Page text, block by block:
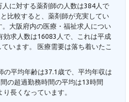
に対する薬剤師の人数は384人で
比較すると、薬剤師が充実してい
大阪府内の医療・福祉求人につい
効求人数は16083人で、これは平成
います。 医療需要は落ち着いたこ
の平均年齢は37.1歳で、平均年収は
の超過勤務時間の平均は13時間
長くなっています。